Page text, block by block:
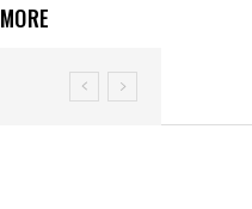
MORE